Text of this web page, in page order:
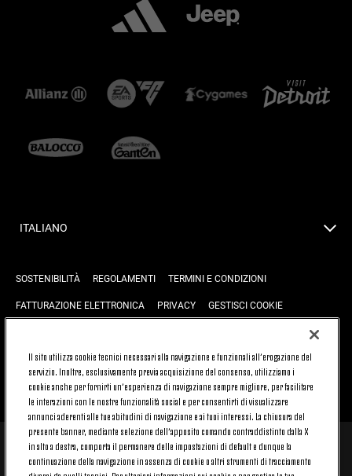
ITALIANO
SOSTENIBILITÀ REGOLAMENTI TERMINI E CONDIZIONI
FATTURAZIONE ELETTRONICA PRIVACY GESTISCI COOKIE
TORNA SU
© 2026 Juventus Football Club S.p.A.
Il sito utilizza cookie tecnici necessari alla navigazione e funzionali all’erogazione del
servizio. Inoltre, esclusivamente previa acquisizione del consenso, utilizziamo i
cookie anche per fornirti un’esperienza di navigazione sempre migliore, per facilitare
le interazioni con le nostre funzionalità social e per consentirti di visualizzare
annunci aderenti alle tue abitudini di navigazione e ai tuoi interessi. La chiusura del
presente banner, mediante selezione dell’apposito comando contraddistinto dalla X
in alto a destra, comporta il permanere delle impostazioni di default e dunque la
continuazione della navigazione in assenza di cookie o altri strumenti di tracciamento